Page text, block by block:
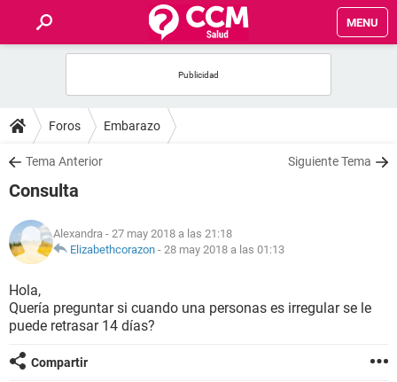
MENU
FOROS
SALUD
NUTRICIÓN
BIENESTAR
Foros Embarazo
Tema Anterior Siguiente Tema
Consulta
Alexandra - 27 may 2018 a las 21:18
Elizabethcorazon - 28 may 2018 a las 01:13
Hola,
Quería preguntar si cuando una personas es irregular se le
puede retrasar 14 días?
Compartir